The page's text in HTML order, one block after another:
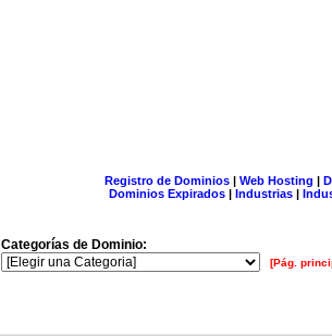
Registro de Dominios| Web Hosting |
Dominios Expirados | Industrias |
Categorías de Dominio:
[Pág.